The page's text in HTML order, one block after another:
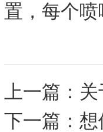
置，每个
上一篇：
下一篇： 想